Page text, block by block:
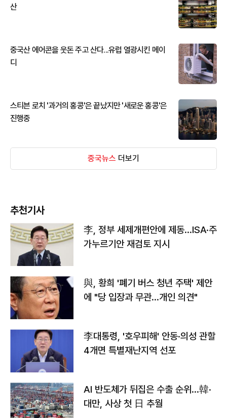
산
중국산 에어콘을 웃돈 주고 산다...유럽 열광시킨 메이
디
스티븐 로치 '과거의 홍콩'은 끝났지만 '새로운 홍콩'은
진행중
중국뉴스 더보기
추천기사
李, 정부 세제개편안에 제동…ISA·주
가누르기안 재검토 지시
與, 황희 '폐기 버스 청년 주택' 제안
에 "당 입장과 무관…개인 의견"
李대통령, '호우피해' 안동·의성 관할
4개면 특별재난지역 선포
AI 반도체가 뒤집은 수출 순위…韓·
대만, 사상 첫 日 추월